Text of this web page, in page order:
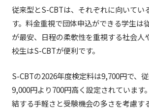
従来型とS-CBTは、それぞれに向いてい
す。料金重視で団体申込ができる学生は
が最安、日程の柔軟性を重視する社会人
校生はS-CBTが便利です。
S-CBTの2026年度検定料は9,700円で、
9,000円より700円高く設定されています
結する手軽さと受験機会の多さを考慮す